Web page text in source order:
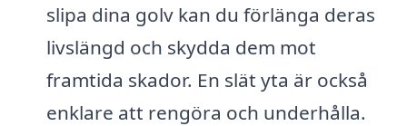
slipa dina golv kan du förlänga deras
livslängd och skydda dem mot
framtida skador. En slät yta är också
enklare att rengöra och underhålla.